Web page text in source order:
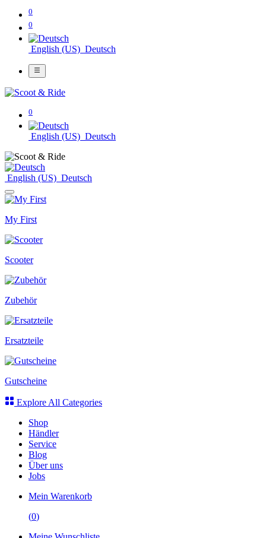
0
0
English (US) Deutsch
0
English (US) Deutsch
English (US) Deutsch
My First
Scooter
Zubehör
Ersatzteile
Gutscheine
Explore All Categories
Shop
Händler
Service
Blog
Über uns
Jobs
Mein Warenkorb
(0)